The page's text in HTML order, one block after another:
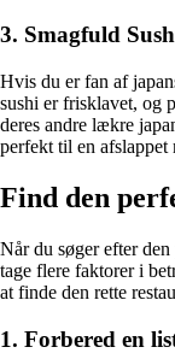
3. Smagfuld
Hvis du er fan af
sushi er frisklavet, og
deres andre lækre
perfekt til en afslappet
Find den
Når du søger efter
tage flere faktorer i
at finde den rette
1. Forbered en